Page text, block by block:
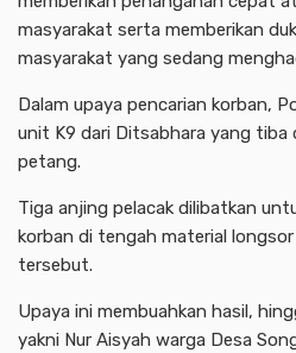
masyarakat serta memberikan
masyarakat yang sedang
Dalam upaya pencarian korban,
unit K9 dari Ditsabhara yang tiba
petang.
Tiga anjing pelacak dilibatkan
korban di tengah material
tersebut.
Upaya ini membuahkan hasil,
yakni Nur Aisyah warga Desa